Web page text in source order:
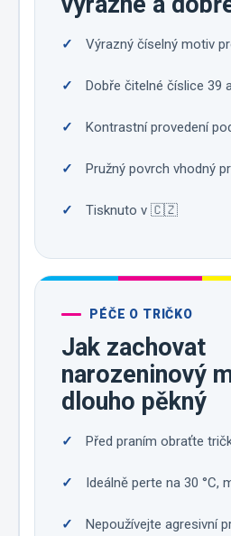
Výrazný číselný motiv
Dobře čitelné číslice 39
Kontrastní provedení
Pružný povrch vhodný
Tisknuto v 🇨🇿
PÉČE O TRIČKO
Jak zachovat
narozeninový
dlouho pěkný
Před praním obraťte
Ideálně perte na 30 °C,
Nepoužívejte agresivní